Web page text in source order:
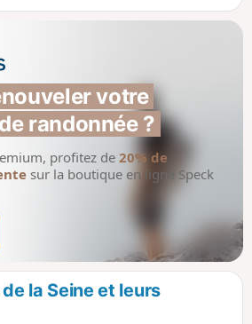
votre
randonnée ?
profitez de 20% de
sur la boutique en ligne Speck
la Seine et leurs